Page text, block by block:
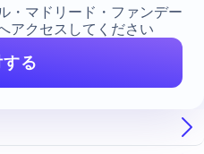
・マドリード・ファンデー
アクセスしてください
る